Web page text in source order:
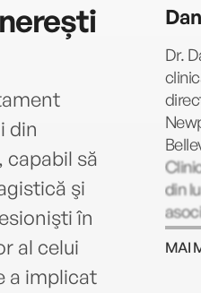
din
să
şi
în
al celui
a implicat
Dr.
din
000
MAI